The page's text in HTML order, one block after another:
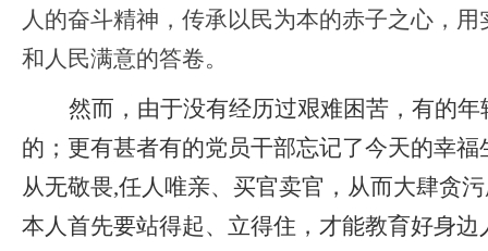
人的奋斗精神，传承以民为本的赤子之心，
和人民满意的答卷。
然而，由于没有经历过艰难困苦，有的
的；更有甚者有的党员干部忘记了今天的幸
从无敬畏,任人唯亲、买官卖官，从而大肆贪
本人首先要站得起、立得住，才能教育好身